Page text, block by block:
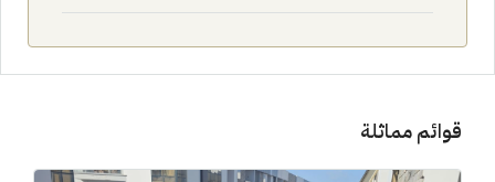
قوائم مماثلة